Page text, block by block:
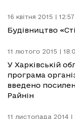
16 квітня 2015 | 12:57
Будівництво
11 лютого 2015 |
У Харківській
програма
введено
Райнін
11 листопада 2014 |